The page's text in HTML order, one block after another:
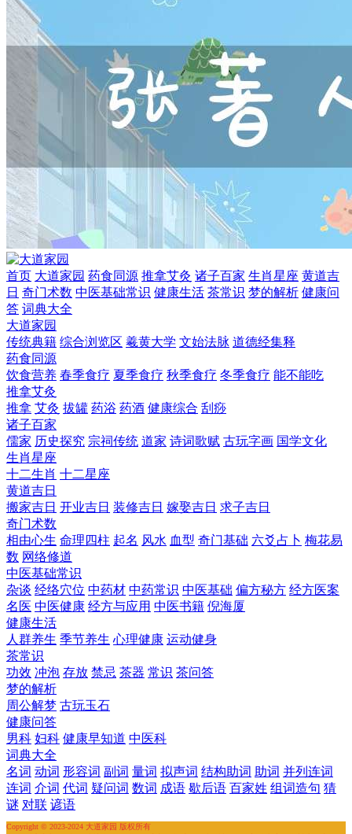
首页 大道家园 药食同源 推拿艾灸 诸子百家 生肖星座 黄道吉
日 奇门术数 中医基础常识 健康生活 茶常识 梦的解析 健康问
答 词典大全
大道家园
传统典籍 综合浏览区 羲黄大学 文始法脉 道德经集释
药食同源
饮食营养 春季食疗 夏季食疗 秋季食疗 冬季食疗 能不能吃
推拿艾灸
推拿 艾灸 拔罐 药浴 药酒 健康综合 刮痧
诸子百家
儒家 历史探究 宗祠传统 道家 诗词歌赋 古玩字画 国学文化
生肖星座
十二生肖 十二星座
黄道吉日
搬家吉日 开业吉日 装修吉日 嫁娶吉日 求子吉日
奇门术数
相由心生 命理四柱 起名 风水 血型 奇门基础 六爻占卜 梅花易
数 网络修道
中医基础常识
杂谈 经络穴位 中药材 中药常识 中医基础 偏方秘方 经方医案
名医 中医健康 经方与应用 中医书籍 倪海厦
健康生活
人群养生 季节养生 心理健康 运动健身
茶常识
功效 冲泡 存放 禁忌 茶器 常识 茶问答
梦的解析
周公解梦 古玩玉石
健康问答
男科 妇科 健康早知道 中医科
词典大全
名词 动词 形容词 副词 量词 拟声词 结构助词 助词 并列连词
连词 介词 代词 疑问词 数词 成语 歇后语 百家姓 组词造句 猜
谜 对联 谚语
Copyright © 2023-2024 大道家园 版权所有